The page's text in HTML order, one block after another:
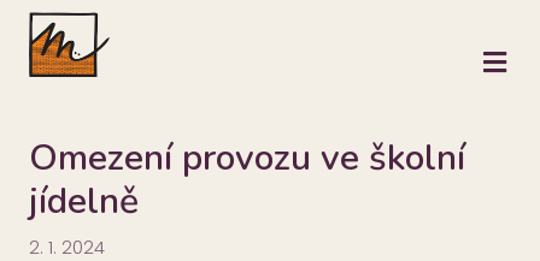
Omezení provozu ve školní
jídelně
2. 1. 2024